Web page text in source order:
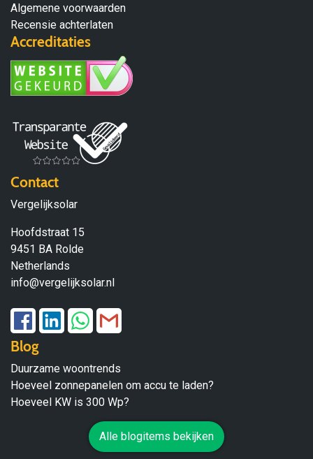
Algemene voorwaarden
Recensie achterlaten
Accreditaties
Contact
Vergelijksolar
Hoofdstraat 15
9451 BA Rolde
Netherlands
info@vergelijksolar.nl
Blog
Duurzame woontrends
Hoeveel zonnepanelen om accu te laden?
Hoeveel KW is 300 Wp?
Alle blogitems bekijken